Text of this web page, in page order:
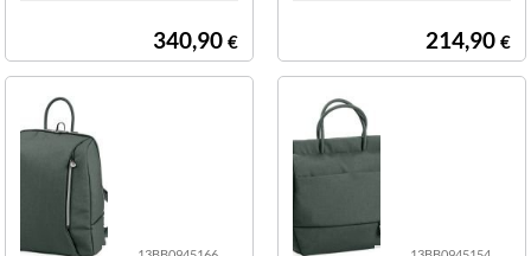
8 Ah Lithi
340,90 €
m Power R/
214,90 €